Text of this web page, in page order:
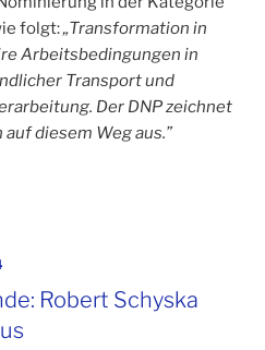
folgt:„Transformation in
Arbeitsbedingungen in
Transport und
Der DNP zeichnet
diesem Weg aus.”
Robert Schyska